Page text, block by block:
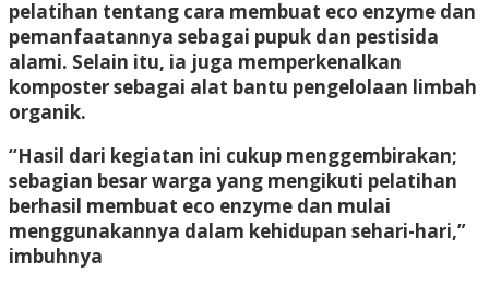
pelatihan tentang cara membuat eco enzyme dan
pemanfaatannya sebagai pupuk dan pestisida
alami. Selain itu, ia juga memperkenalkan
komposter sebagai alat bantu pengelolaan limbah
organik.
“Hasil dari kegiatan ini cukup menggembirakan;
sebagian besar warga yang mengikuti pelatihan
berhasil membuat eco enzyme dan mulai
menggunakannya dalam kehidupan sehari-hari,”
imbuhnya